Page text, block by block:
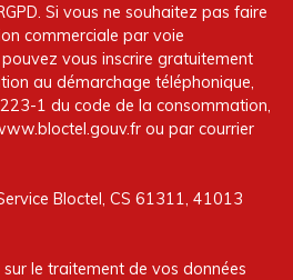
Si vous ne souhaitez pas faire
commerciale par voie
vous inscrire gratuitement
au démarchage téléphonique,
1 du code de la consommation,
ou par courrier
Bloctel, CS 61311, 41013
le traitement de vos données